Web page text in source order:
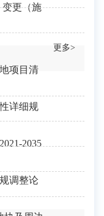
变更（施
更多>
项目清
详细规
2035
调整论